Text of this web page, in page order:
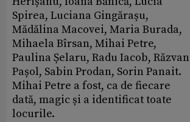
Spirea, Luciana Gingărașu,
Mădălina Macovei, Maria Burada,
Mihaela Bîrsan, Mihai Petre,
Paulina Șelaru, Radu Iacob, Răzvan
Pașol, Sabin Prodan, Sorin Panait.
Mihai Petre a fost, ca de fiecare
dată, magic și a identificat toate
locurile.